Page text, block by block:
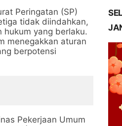
Peringatan (SP)
tidak diindahkan,
hukum yang berlaku.
menegakkan aturan
berpotensi
Pekerjaan Umum